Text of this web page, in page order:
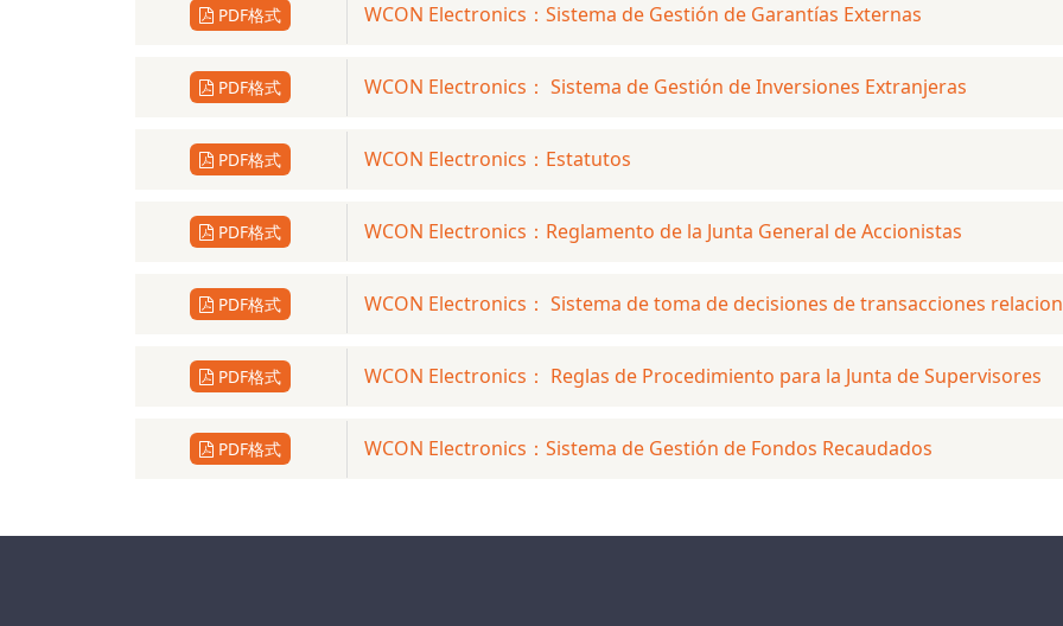
PDF格式 WCON Electronics：Sistema de Gestión de Garantías Externas
PDF格式 WCON Electronics： Sistema de Gestión de Inversiones Extranjeras
PDF格式 WCON Electronics：Estatutos
PDF格式 WCON Electronics：Reglamento de la Junta General de Accionistas
PDF格式 WCON Electronics： Sistema de toma de decisiones de transacciones
PDF格式 WCON Electronics： Reglas de Procedimiento para la Junta de Supervisores
PDF格式 WCON Electronics：Sistema de Gestión de Fondos Recaudados